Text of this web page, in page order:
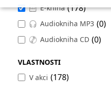
E-kniha (178)
Audiokniha MP3 (0)
Audiokniha CD (0)
VLASTNOSTI
V akci (178)
Nezbytně nutné